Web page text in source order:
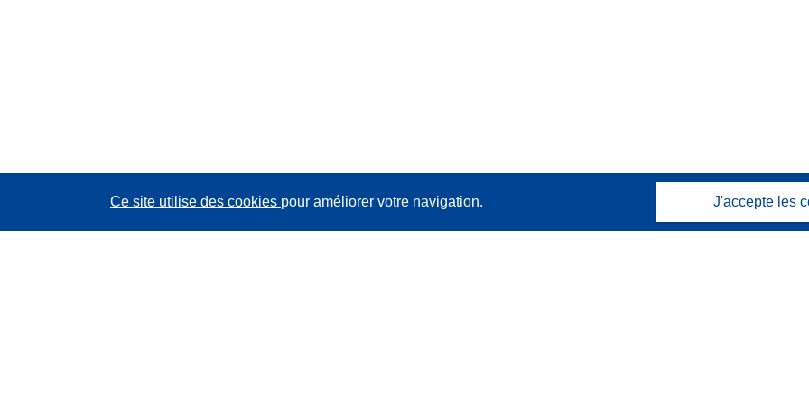
Ce site utilise des cookies pour améliorer votre navigation. J'accepte les